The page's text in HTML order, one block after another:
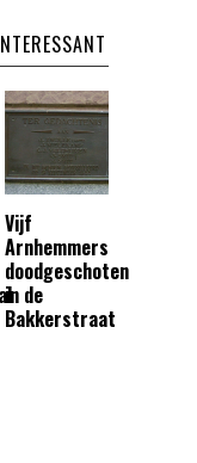
Vijf
Arnhemmers
doodgeschoten
in de
Bakkerstraat